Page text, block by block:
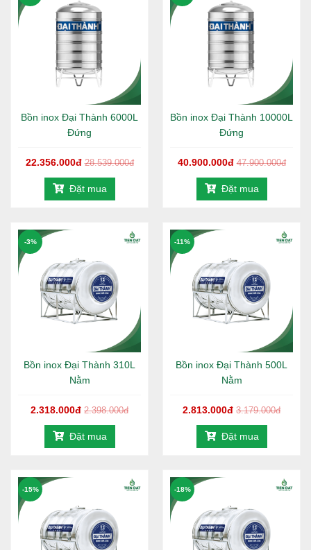
Bồn inox Đại Thành 6000L
Đứng
22.356.000đ 28.539.000đ
Đặt mua
Bồn inox Đại Thành 10000L
Đứng
40.900.000đ 47.900.000đ
Đặt mua
Bồn inox Đại Thành 310L
Nằm
2.318.000đ 2.398.000đ
-3%
Đặt mua
Bồn inox Đại Thành 500L
Nằm
2.813.000đ 3.179.000đ
-11%
Đặt mua
-15% -18%